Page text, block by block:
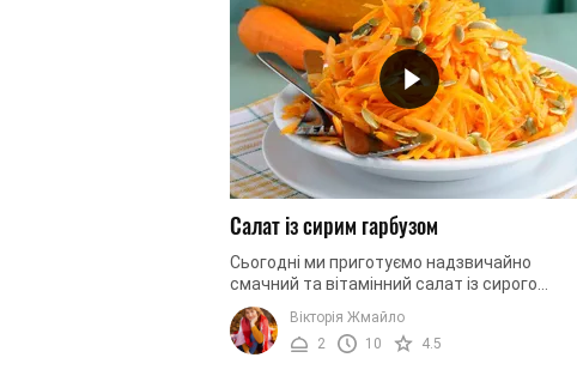
Салат із сирим гарбузом
Сьогодні ми приготуємо надзвичайно
смачний та вітамінний салат із сирого
гарбуза, моркви та яблука. Страва виходить
красивою, яскравою та апетитною. ...
Вікторія Жмайло
2
10 4.5